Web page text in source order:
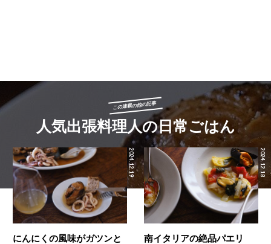
この連載の他の記事
人気出張料理人の日常ごはん
2024.12.19
にんにくの風味がガツンと
2024.12.18
南イタリアの絶品パエリ